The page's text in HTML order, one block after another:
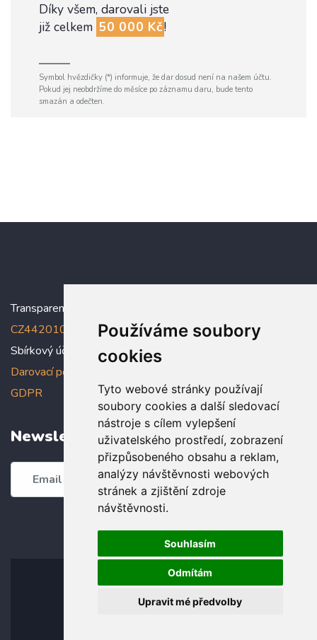
Používáme soubory
cookies
Tyto webové stránky používají
soubory cookies a další sledovací
nástroje s cílem vylepšení
uživatelského prostředí, zobrazení
přizpůsobeného obsahu a reklam,
analýzy návštěvnosti webových
stránek a zjištění zdroje
návštěvnosti.
Souhlasím
Odmítám
Upravit mé předvolby
Díky všem, darovali jste
již celkem 50 000 Kč!
Symbol hvězdičky (*) informuje, že dar dosud není na našem účtu.
Pokud jej neobdržíme do měsíce po záznamu daru, bude tento
smazán a odečten.
Transparentní účet:
CZ4420100000005005005006
Sbírkový účet: 5005005022/2010
Darovací podmínky
GDPR
Newsletter
Odebírat